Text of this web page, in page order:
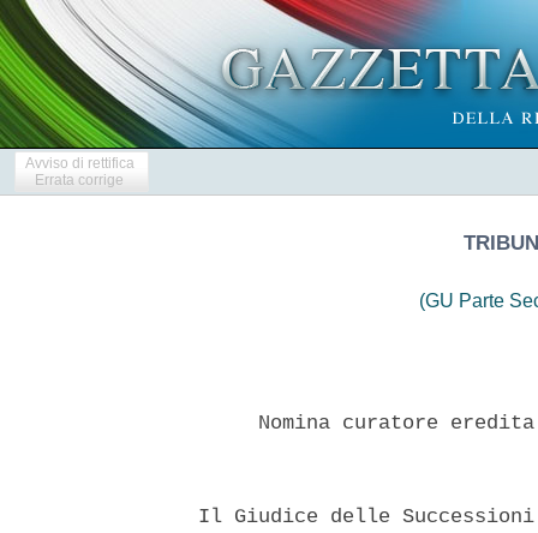
Avviso di rettifica
Errata corrige
(GU Parte
Nomina curatore
Il Giudice delle